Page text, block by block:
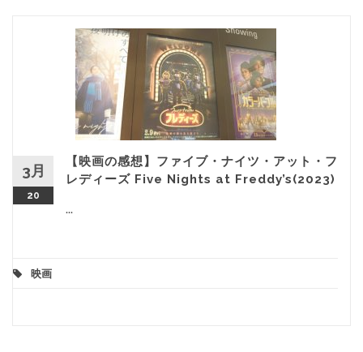
3月
20
【映画の感想】ファイブ・ナイツ・アット・フ
レディーズ Five Nights at Freddy’s(2023)
...
映画